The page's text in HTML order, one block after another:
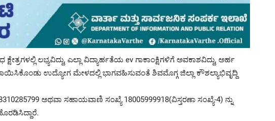
ಲಭ್ಯವಿದ್ದು, ಎಲ್ಲಾ ವಿದ್ಯಾರ್ಹತೆಯ ev ಗಾಕಾಂಕ್ಷಿಗಳಿಗೆ ಅವಕಾಶವಿದ್ದು, ಅರ್ಹ
ಉದ್ಯೋಗ ಮೇಳದಲ್ಲಿ ಭಾಗವಹಿಸುವಂತೆ ಶಿವಮೊಗ್ಗ ಜಿಲ್ಲಾ ಕೌಶಲ್ಯಾಭಿವೃದ್ದಿ
ಅಥವಾ ಸಹಾಯವಾಣಿ ಸಂಖ್ಯೆ 18005999918(ವಿಸ್ತರಣಾ ಸಂಖ್ಯೆ-4) ನ್ನು